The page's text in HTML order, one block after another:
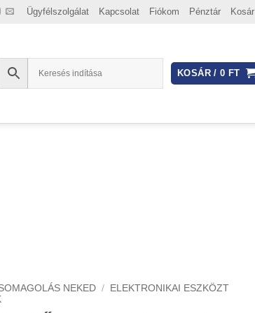
Ügyfélszolgálat Kapcsolat Fiókom Pénztár Kosár
KOSÁR /0 FT
NEKED /
ELEKTRONIKAI ESZKÖZT